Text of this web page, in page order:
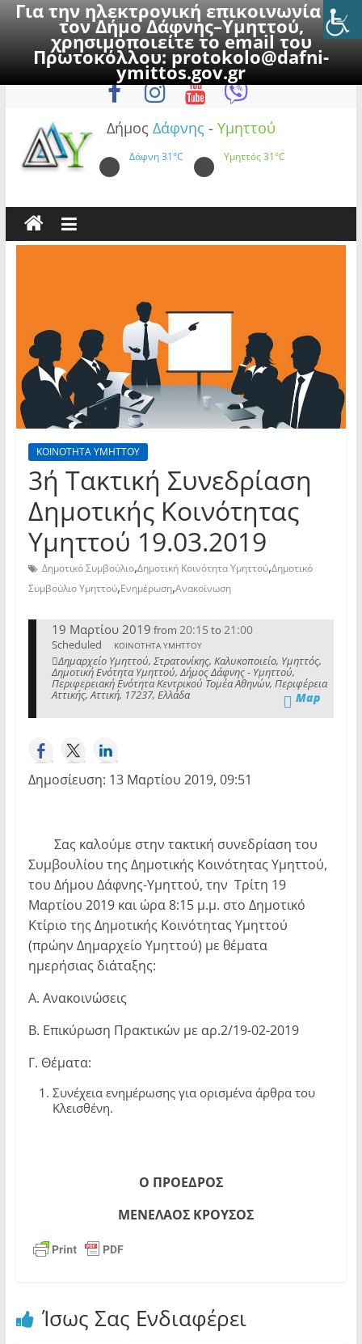
Για την ηλεκτρονική επικοινωνία με
τον Δήμο Δάφνης–Υμηττού,
χρησιμοποιείτε το email του
Πρωτοκόλλου:protokolo@dafni-
ymittos.gov.gr
to
Σάββατο, 8 Αυγούστου 2026
Δήμος Δάφνης - Υμηττού
Δάφνη31°C Υμηττός31°C
ΚΟΙΝΟΤΗΤΑ ΥΜΗΤΤΟΥ
3ή Τακτική Συνεδρίαση
Δημοτικής Κοινότητας
Υμηττού 19.03.2019
Δημοτικό Συμβούλιο,Δημοτική Κοινότητα Υμηττού,Δημοτικό
Συμβούλιο Υμηττού,Ενημέρωση,Ανακοίνωση
19 Μαρτίου 2019 from 20:15 to 21:00
Scheduled ΚΟΙΝΟΤΗΤΑ ΥΜΗΤΤΟΥ
Δημαρχείο Υμηττού, Στρατονίκης, Καλυκοποιείο, Υμηττός,
Δημοτική Ενότητα Υμηττού, Δήμος Δάφνης - Υμηττού,
Περιφερειακή Ενότητα Κεντρικού Τομέα Αθηνών, Περιφέρεια
Αττικής, Αττική, 17237, Ελλάδα Map
Δημοσίευση: 13 Μαρτίου 2019, 09:51
Σας καλούμε στην τακτική συνεδρίαση του
Συμβουλίου της Δημοτικής Κοινότητας Υμηττού,
του Δήμου Δάφνης-Υμηττού, την Τρίτη 19
Μαρτίου 2019 και ώρα 8:15 μ.μ. στο Δημοτικό
Κτίριο της Δημοτικής Κοινότητας Υμηττού
(πρώην Δημαρχείο Υμηττού) με θέματα
ημερήσιας διάταξης:
Α. Ανακοινώσεις
Β. Επικύρωση Πρακτικών με αρ.2/19-02-2019
Γ. Θέματα:
Συνέχεια ενημέρωσης για ορισμένα άρθρα του
Κλεισθένη.
Ο ΠΡΟΕΔΡΟΣ
ΜΕΝΕΛΑΟΣ ΚΡΟΥΣΟΣ
Ίσως Σας Ενδιαφέρει